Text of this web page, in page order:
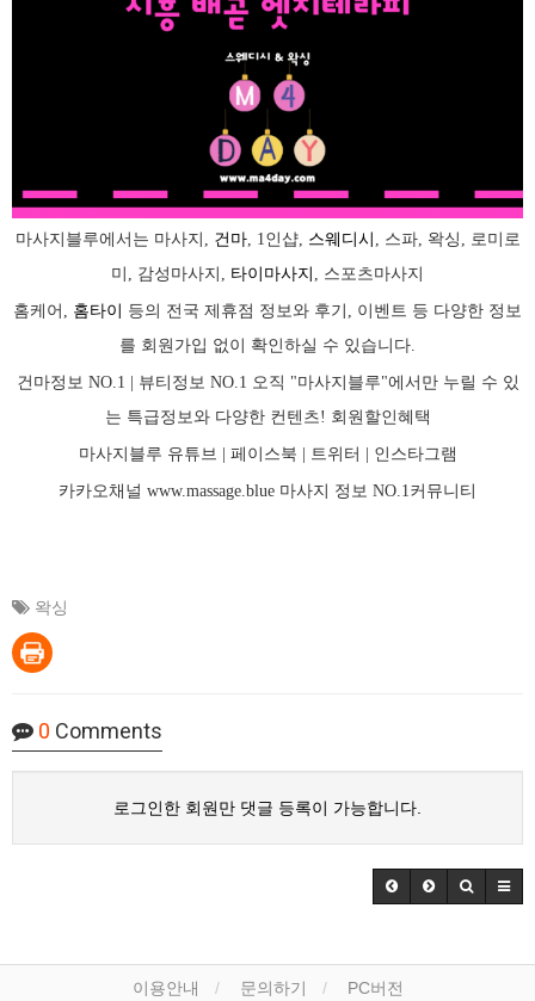
마사지블루에서는 마사지, 건마, 1인샵, 스웨디시 , 스파, 왁싱, 로미로
미, 감성마사지, 타이마사지 , 스포츠마사지
홈케어, 홈타이 등의 전국 제휴점 정보와 후기, 이벤트 등 다양한 정보
를 회원가입 없이 확인하실 수 있습니다.
건마정보 NO.1 | 뷰티정보 NO.1 오직 "마사지블루"에서만 누릴 수 있
는 특급정보와 다양한 컨텐츠! 회원할인혜택
마사지블루 유튜브 | 페이스북 | 트위터 | 인스타그램
카카오채널 www.massage.blue 마사지 정보 NO.1커뮤니티
왁싱
0 Comments
로그인한 회원만 댓글 등록이 가능합니다.
이용안내 문의하기 PC버전